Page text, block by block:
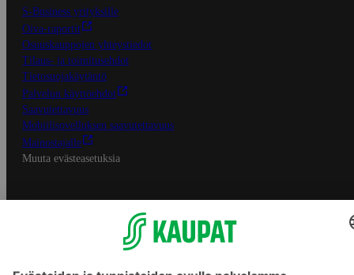
S-Business yrityksille
Oiva-raportit
Osuuskauppojen yhteystiedot
Tilaus- ja toimitusehdot
Tietosuojakäytäntö
Palvelun käyttöehdot
Saavutettavuus
Mobiilisovelluksen saavutettavuus
Mainostajalle
Muuta evästeasetuksia
S-ryhmän palvelut